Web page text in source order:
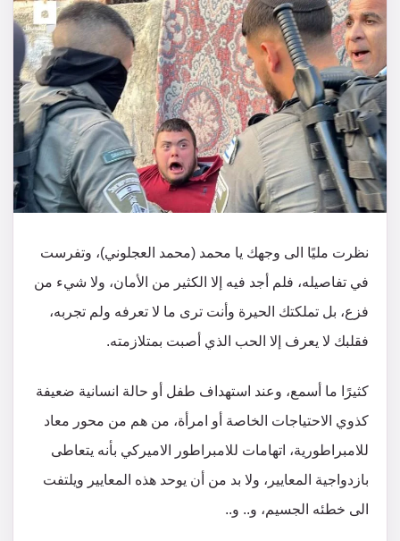
نظرت مليًا الى وجهك يا محمد (محمد العجلوني)، وتفرست
في تفاصيله، فلم أجد فيه إلا الكثير من الأمان، ولا شيء من
فزع، بل تملكتك الحيرة وأنت ترى ما لا تعرفه ولم تجربه،
فقلبك لا يعرف إلا الحب الذي أصبت بمتلازمته.
كثيرًا ما أسمع، وعند استهداف طفل أو حالة انسانية ضعيفة
كذوي الاحتياجات الخاصة أو امرأة، من هم من محور معاد
للامبراطورية، اتهامات للامبراطور الاميركي بأنه يتعاطى
بازدواجية المعايير، ولا بد من أن يوحد هذه المعايير ويلتفت
الى خطئه الجسيم، و.. و..